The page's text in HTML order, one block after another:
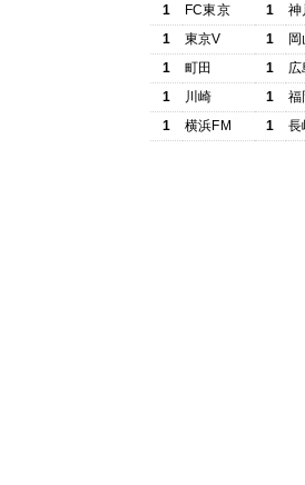
1
FC東京 1
神
1
東京V 1
岡
1
町田 1
広
1
川崎 1
福
1
横浜FM 1 長